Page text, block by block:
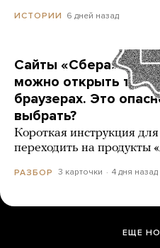
ИСТОРИИ 6 дней назад
Сайты «Сбера» и
можно открыть
браузерах. Это
выбрать?
Короткая инструкция для
переходить на продукты
РАЗБОР 3 карточки 4 дня назад
ЕЩЕ